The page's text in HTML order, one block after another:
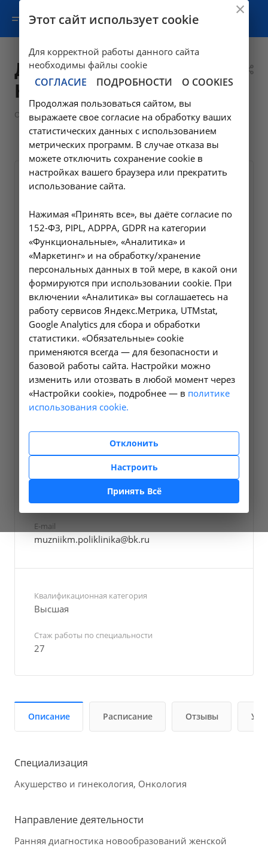
Донская Наталья
Николаевна
О клинике — Сотрудники — Специалисты поликлиник
Донская Наталья Николаевна
Должность
Запись онлайн
+7 (3955) 50-70-07
E-mail
muzniikm.poliklinika@bk.ru
Квалификационная категория
Высшая
Стаж работы по специальности
27
Описание Расписание Отзывы
Специализация
Акушерство и гинекология, Онкология
Направление деятельности
Ранняя диагностика новообразований женской
Этот сайт использует cookie
Для корректной работы данного сайта
необходимы файлы cookie
СОГЛАСИЕ ПОДРОБНОСТИ О COOKIES
Продолжая пользоваться сайтом, вы
выражаете свое согласие на обработку ваших
статистических данных с использованием
метрических программ. В случае отказа вы
можете отключить сохранение cookie в
настройках вашего браузера или прекратить
использование сайта.
Нажимая «Принять все», вы даёте согласие по
152-ФЗ, PIPL, ADPPA, GDPR на категории
«Функциональные», «Аналитика» и
«Маркетинг» и на обработку/хранение
персональных данных в той мере, в какой они
формируются при использовании cookie. При
включении «Аналитика» вы соглашаетесь на
работу сервисов Яндекс.Метрика, UTMstat,
Google Analytics для сбора и обработки
статистики. «Обязательные» cookie
применяются всегда — для безопасности и
базовой работы сайта. Настройки можно
изменить или отозвать в любой момент через
«Настройки cookie», подробнее — в политике
использования cookie.
Отклонить
Настроить
Принять Всё